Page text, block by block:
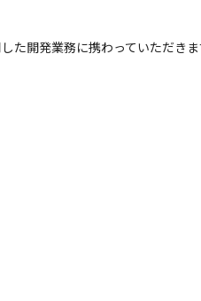
開発業務に携わっていただきま